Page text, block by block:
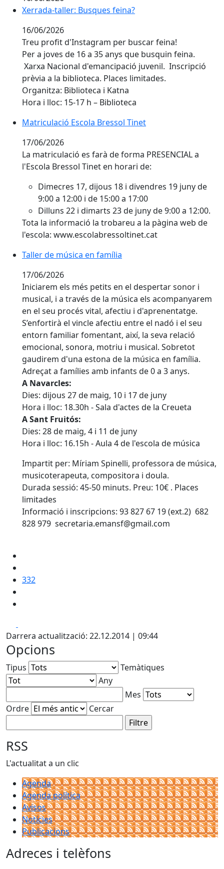
Xerrada-taller: Busques feina?
16/06/2026
Treu profit d'Instagram per buscar feina!
Per a joves de 16 a 35 anys que busquin feina.
Xarxa Nacional d'emancipació juvenil. Inscripció
prèvia a la biblioteca. Places limitades.
Organitza: Biblioteca i Katna
Hora i lloc: 15-17 h – Biblioteca
Matriculació Escola Bressol Tinet
Matriculació Escola Bressol Tinet
17/06/2026
La matriculació es farà de forma PRESENCIAL a
l'Escola Bressol Tinet en horari de:
Dimecres 17, dijous 18 i divendres 19 juny de
9:00 a 12:00 i de 15:00 a 17:00
Dilluns 22 i dimarts 23 de juny de 9:00 a 12:00.
Tota la informació la trobareu a la pàgina web de
l'escola: www.escolabressoltinet.cat
Taller de música en família
Taller de música en família
17/06/2026
Iniciarem els més petits en el despertar sonor i
musical, i a través de la música els acompanyarem
en el seu procés vital, afectiu i d'aprenentatge.
S’enfortirà el vincle afectiu entre el nadó i el seu
entorn familiar fomentant, així, la seva relació
emocional, sonora, motriu i musical. Sobretot
gaudirem d'una estona de la música en família.
Adreçat a famílies amb infants de 0 a 3 anys.
A Navarcles:
Dies: dijous 27 de maig, 10 i 17 de juny
Hora i lloc: 18.30h - Sala d'actes de la Creueta
A Sant Fruitós:
Dies: 28 de maig, 4 i 11 de juny
Hora i lloc: 16.15h - Aula 4 de l'escola de música
Impartit per: Míriam Spinelli, professora de música,
musicoterapeuta, compositora i doula.
Durada sessió: 45-50 minuts. Preu: 10€ . Places
limitades
Informació i inscripcions: 93 827 67 19 (ext.2) 682
828 979 secretaria.emansf@gmail.com
332
Darrera actualització: 22.12.2014 | 09:44
Opcions
Tipus
Temàtiques
Any
Mes
Ordre
Cercar
RSS
L'actualitat a un clic
Agenda
Agenda política
Avisos
Notícies
Publicacions
Adreces i telèfons